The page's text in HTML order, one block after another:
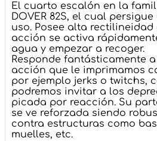
El cuarto escalón en la
DOVER 82S, el cual
uso. Posee alta rectilineidad
acción se activa
agua y empezar a recoger.
Responde fantásticamente
acción que le imprimamos
por ejemplo jerks o twitchs,
podremos invitar a los
picada por reacción. Su
se ve reforzada siendo
contra estructuras como
muelles, etc.